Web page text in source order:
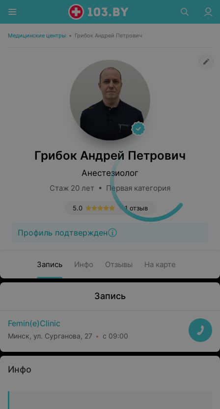
Медицинские центры • Грибок Андрей Петрович
Грибок Андрей Петрович
Анестезиолог
Стаж 20 лет • Первая категория
1 отзыв
5.0
Профиль подтвержден
Запись Инфо Отзывы На карте
Запись
Femin(e)Clinic
Минск, ул. Сурганова, 27 с 09:00
Инфо